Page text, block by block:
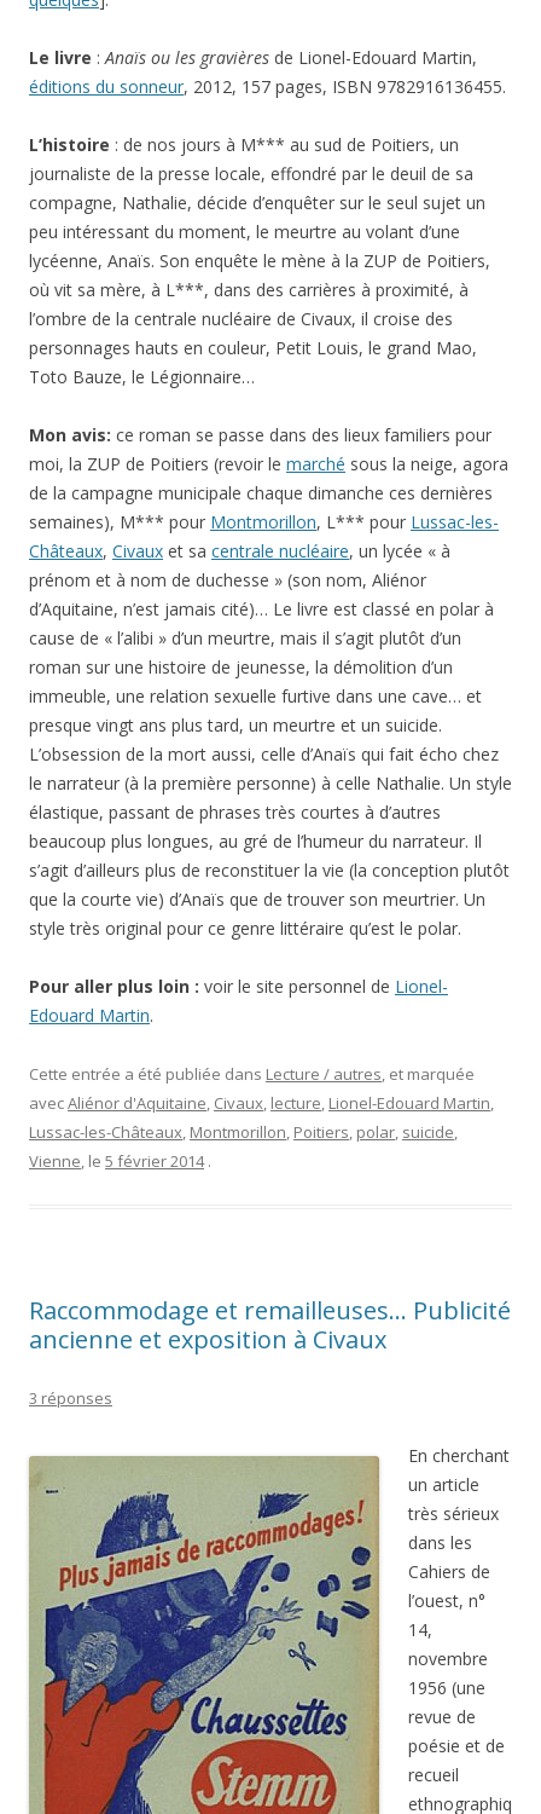
Le livre :Anaïs ou les gravières de Lionel-Edouard Martin,
éditions du sonneur, 2012, 157 pages, ISBN 9782916136455.
L’histoire : de nos jours à M*** au sud de Poitiers, un
journaliste de la presse locale, effondré par le deuil de sa
compagne, Nathalie, décide d’enquêter sur le seul sujet un
peu intéressant du moment, le meurtre au volant d’une
lycéenne, Anaïs. Son enquête le mène à la ZUP de Poitiers,
où vit sa mère, à L***, dans des carrières à proximité, à
l’ombre de la centrale nucléaire de Civaux, il croise des
personnages hauts en couleur, Petit Louis, le grand Mao,
Toto Bauze, le Légionnaire…
Mon avis: ce roman se passe dans des lieux familiers pour
moi, la ZUP de Poitiers (revoir le marché sous la neige, agora
de la campagne municipale chaque dimanche ces dernières
semaines), M*** pour Montmorillon, L*** pour Lussac-les-
Châteaux, Civaux et sa centrale nucléaire, un lycée « à
prénom et à nom de duchesse » (son nom, Aliénor
d’Aquitaine, n’est jamais cité)… Le livre est classé en polar à
cause de « l’alibi » d’un meurtre, mais il s’agit plutôt d’un
roman sur une histoire de jeunesse, la démolition d’un
immeuble, une relation sexuelle furtive dans une cave… et
presque vingt ans plus tard, un meurtre et un suicide.
L’obsession de la mort aussi, celle d’Anaïs qui fait écho chez
le narrateur (à la première personne) à celle Nathalie. Un style
élastique, passant de phrases très courtes à d’autres
beaucoup plus longues, au gré de l’humeur du narrateur. Il
s’agit d’ailleurs plus de reconstituer la vie (la conception plutôt
que la courte vie) d’Anaïs que de trouver son meurtrier. Un
style très original pour ce genre littéraire qu’est le polar.
Pour aller plus loin : voir le site personnel de Lionel-
Edouard Martin.
Cette entrée a été publiée dans Lecture / autres, et marquée
avecAliénor d'Aquitaine, Civaux, lecture, Lionel-Edouard Martin,
Lussac-les-Châteaux, Montmorillon, Poitiers, polar, suicide,
Vienne, le 5 février 2014 .
Raccommodage et remailleuses… Publicité
ancienne et exposition à Civaux
3 réponses
En cherchant
un article
très sérieux
dans les
Cahiers de
l’ouest, n°
14,
novembre
1956 (une
revue de
poésie et de
recueil
ethnographiq